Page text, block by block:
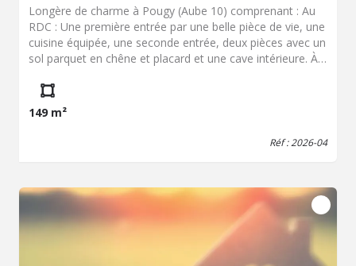
Longère de charme à Pougy (Aube 10) comprenant : Au
RDC : Une première entrée par une belle pièce de vie, une
cuisine équipée, une seconde entrée, deux pièces avec un
sol parquet en chêne et placard et une cave intérieure. À
coin buanderie et un escalier en chêne desservant à
l'étage de deux chambres et une salle de bain. Garage et
très belle grange.
149 m²
Réf : 2026-04